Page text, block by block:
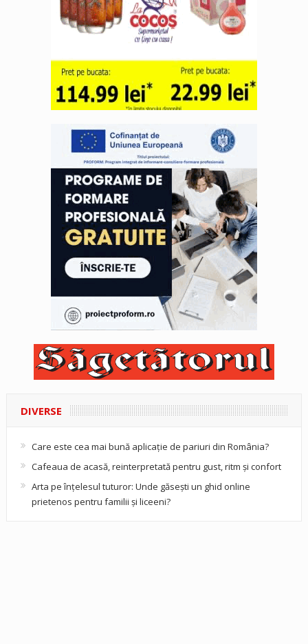
DIVERSE
Care este cea mai bună aplicație de pariuri din România?
Cafeaua de acasă, reinterpretată pentru gust, ritm și confort
Arta pe înțelesul tuturor: Unde găsești un ghid online
prietenos pentru familii și liceeni?